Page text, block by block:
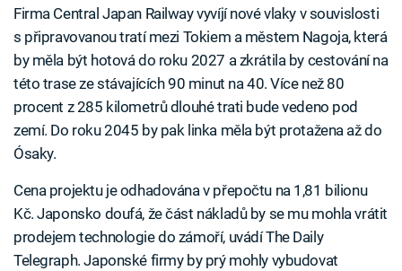
Firma Central Japan Railway vyvíjí nové vlaky v souvislosti
s připravovanou tratí mezi Tokiem a městem Nagoja, která
by měla být hotová do roku 2027 a zkrátila by cestování na
této trase ze stávajících 90 minut na 40. Více než 80
procent z 285 kilometrů dlouhé trati bude vedeno pod
zemí. Do roku 2045 by pak linka měla být protažena až do
Ósaky.
Cena projektu je odhadována v přepočtu na 1,81 bilionu
Kč. Japonsko doufá, že část nákladů by se mu mohla vrátit
prodejem technologie do zámoří, uvádí The Daily
Telegraph. Japonské firmy by prý mohly vybudovat